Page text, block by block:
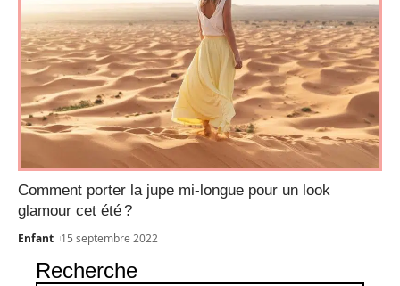
Comment porter la jupe mi-longue pour un look
glamour cet été ?
Enfant 15 septembre 2022
Recherche